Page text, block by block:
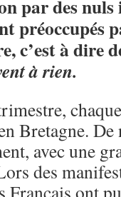
par des
préoccupés
c’est à dire
à rien.
Bretagne.
avec une
des
Français ont